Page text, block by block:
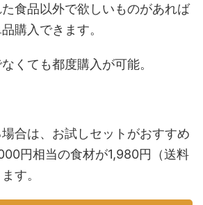
食品以外で欲しいものがあれば
購入できます。
くても都度購入が可能。
合は、お試しセットがおすすめ
円相当の食材が1,980円（送料
す。